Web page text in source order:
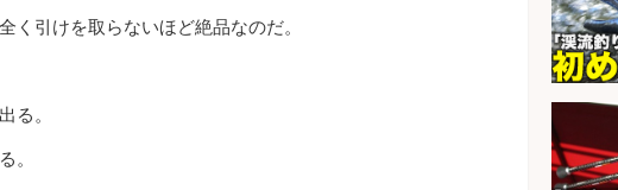
く引けを取らないほど絶品なのだ。
る。
。